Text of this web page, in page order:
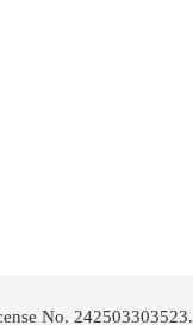
No. 242503303523.